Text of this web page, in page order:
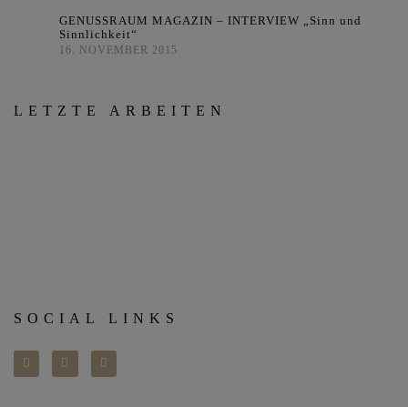
GENUSSRAUM MAGAZIN – INTERVIEW „Sinn und
Sinnlichkeit“
16. NOVEMBER 2015
LETZTE ARBEITEN
SOCIAL LINKS